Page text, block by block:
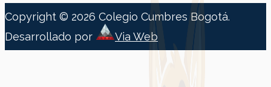
Copyright © 2026 Colegio Cumbres Bogotá.
Desarrollado por
Via Web